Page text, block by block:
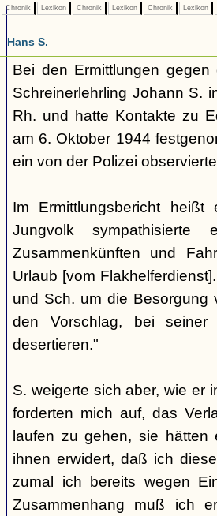
Chronik Lexikon Chronik Lexikon Chronik Lexikon
Hans S.
Bei den Ermittlungen
Schreinerlehrling Johann S.
Rh. und hatte Kontakte zu
am 6. Oktober 1944
ein von der Polizei
Im Ermittlungsbericht
Jungvolk
Zusammenkünften und
Urlaub [vom
und Sch. um die Besorgung
den Vorschlag, bei
desertieren."
S. weigerte sich aber, wie er
forderten mich auf, das
laufen zu gehen, sie
ihnen erwidert, daß ich
zumal ich bereits wegen
Zusammenhang muß ich